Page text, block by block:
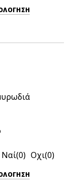
ΑΞΙΟΛΟΓΗΣΗ
0 0
ΑΞΙΟΛΟΓΗΣΗ